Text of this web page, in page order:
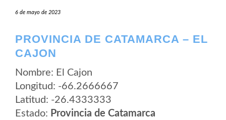
6 de mayo de 2023
PROVINCIA DE CATAMARCA – EL
CAJON
Nombre: El Cajon
Longitud: -66.2666667
Latitud: -26.4333333
Estado: Provincia de Catamarca